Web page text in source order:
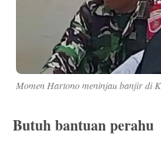
Momen Hartono meninjau banjir di
Butuh bantuan perahu